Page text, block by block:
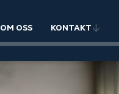
OM OSS KONTAKT